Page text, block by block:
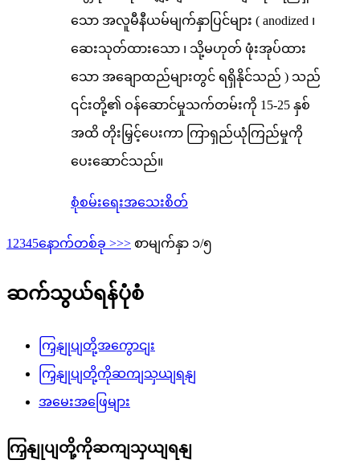
သော အလူမီနီယမ်မျက်နှာပြင်များ ( anodized ၊
ဆေးသုတ်ထားသော ၊ သို့မဟုတ် ဖုံးအုပ်ထား
သော အချောထည်များတွင် ရရှိနိုင်သည် ) သည်
၎င်းတို့၏ ဝန်ဆောင်မှုသက်တမ်းကို 15-25 နှစ်
အထိ တိုးမြှင့်ပေးကာ ကြာရှည်ယုံကြည်မှုကို
ပေးဆောင်သည်။
စုံစမ်းရေးအသေးစိတ်
1 2345နောက်တစ်ခု >>> စာမျက်နှာ ၁/၅
ဆက်သွယ်ရန်ပုံစံ
ကြှနျုပျတို့အကွောငျး
ကြှနျုပျတို့ကိုဆကျသှယျရနျ
အမေးအဖြေများ
ကြှနျုပျတို့ကိုဆကျသှယျရနျ